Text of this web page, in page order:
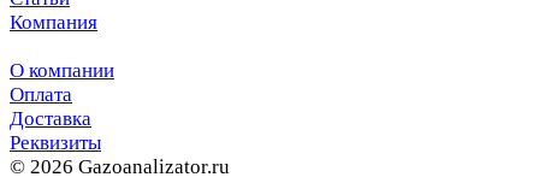
Компания
О компании
Оплата
Доставка
Реквизиты
© 2026 Gazoanalizator.ru